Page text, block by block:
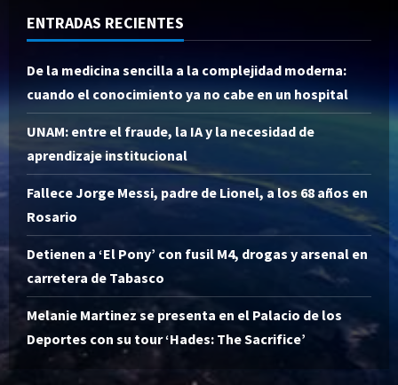
ENTRADAS RECIENTES
De la medicina sencilla a la complejidad moderna:
cuando el conocimiento ya no cabe en un hospital
UNAM: entre el fraude, la IA y la necesidad de
aprendizaje institucional
Fallece Jorge Messi, padre de Lionel, a los 68 años en
Rosario
Detienen a ‘El Pony’ con fusil M4, drogas y arsenal en
carretera de Tabasco
Melanie Martinez se presenta en el Palacio de los
Deportes con su tour ‘Hades: The Sacrifice’